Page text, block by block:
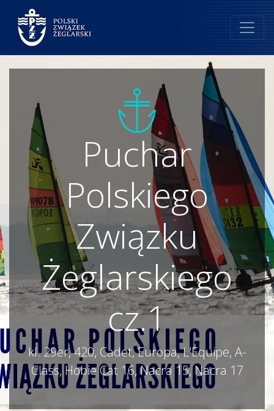
Puchar
Polskiego
Związku
Żeglarskiego
cz.1
kl. 29er, 420, Cadet, Europa, L'Equipe, A-
Class, Hobie Cat 16, Nacra 15, Nacra 17